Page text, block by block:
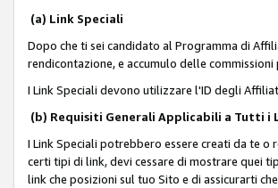
(a) Link Speciali
Dopo che ti sei candidato al Programma di
rendicontazione, e accumulo delle
I Link Speciali devono utilizzare l'ID degli
(b) Requisiti Generali Applicabili a Tutti i
I Link Speciali potrebbero essere creati da te
certi tipi di link, devi cessare di mostrare quei
link che posizioni sul tuo Sito e di assicurarti